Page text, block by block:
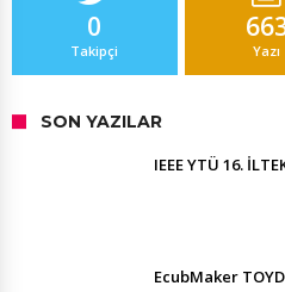
0
Takipçi Yazı
SON YAZILAR
IEEE YTÜ 16.
EcubMaker